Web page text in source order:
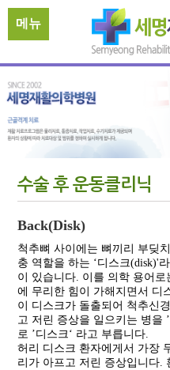
메뉴
수술 후 운동클리닉
Back(Disk)
척추뼈 사이에는 뼈끼리 부딪
충 역할을 하는 ‘디스크(disk)'
이 있습니다. 이를 의학 용어
에 무리한 힘이 가해지면서 디
이 디스크가 돌출되어 척추신
고 저린 증상을 일으키는 병을
로 ’디스크‘ 라고 부릅니다.
허리 디스크 환자에게서 가장
리가 아프고 저린 증상입니다.